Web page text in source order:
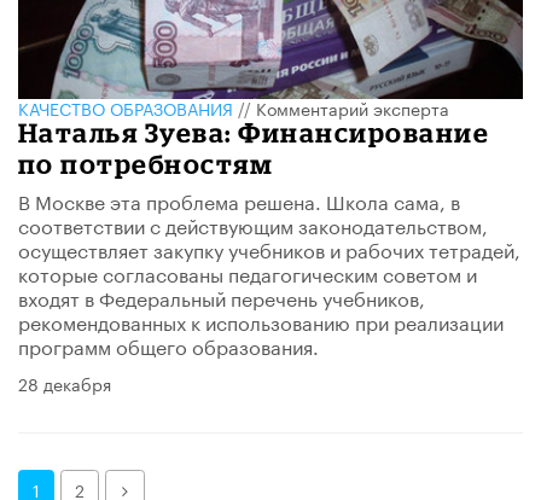
КАЧЕСТВО ОБРАЗОВАНИЯ//Комментарий эксперта
Наталья Зуева: Финансирование
по потребностям
В Москве эта проблема решена. Школа сама, в
соответствии с действующим законодательством,
осуществляет закупку учебников и рабочих тетрадей,
которые согласованы педагогическим советом и
входят в Федеральный перечень учебников,
рекомендованных к использованию при реализации
программ общего образования.
28 декабря
1 2 Далее